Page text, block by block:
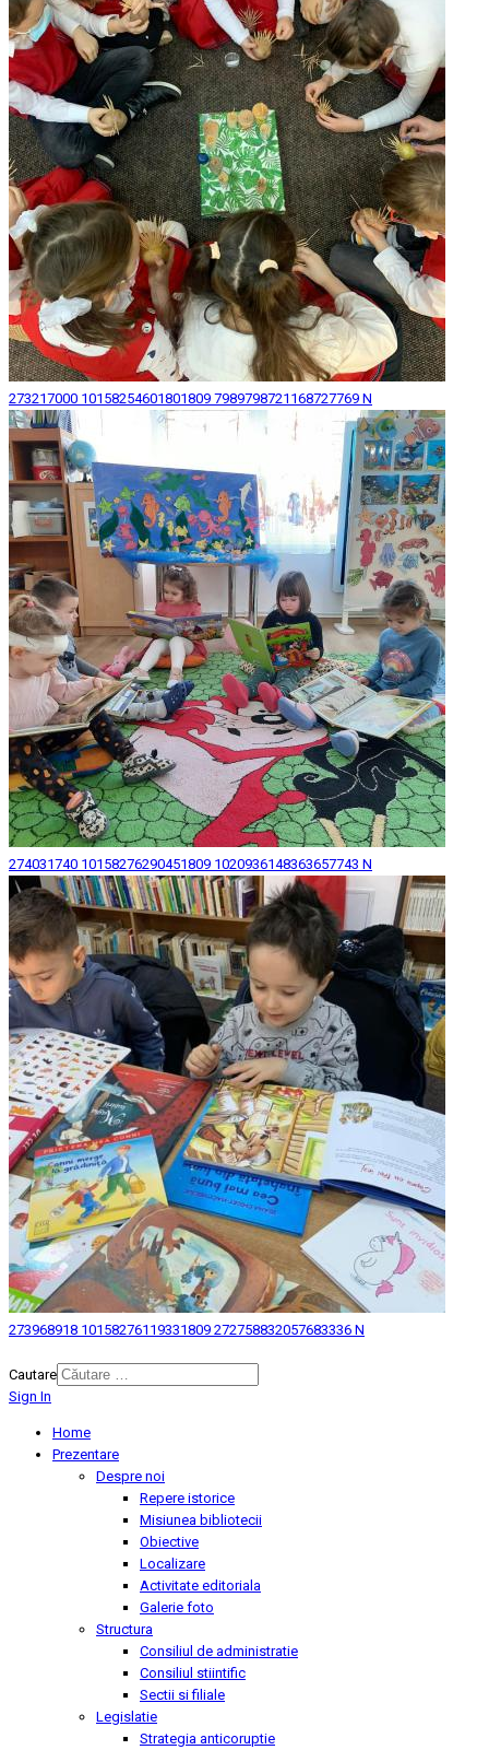
273217000 10158254601801809 7989798721168727769 N
274031740 10158276290451809 1020936148363657743 N
273968918 10158276119331809 272758832057683336 N
Cautare
Sign In
Home
Prezentare
Despre noi
Repere istorice
Misiunea bibliotecii
Obiective
Localizare
Activitate editoriala
Galerie foto
Structura
Consiliul de administratie
Consiliul stiintific
Sectii si filiale
Legislatie
Strategia anticoruptie